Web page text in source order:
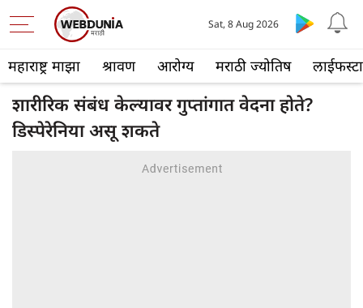
महाराष्ट्र माझा श्रावण आरोग्य मराठी ज्योतिष
Sat, 8 Aug 2026
शारीरिक संबंध केल्यावर गुप्तांगात वेदना होते?
डिस्पेरेनिया असू शकते